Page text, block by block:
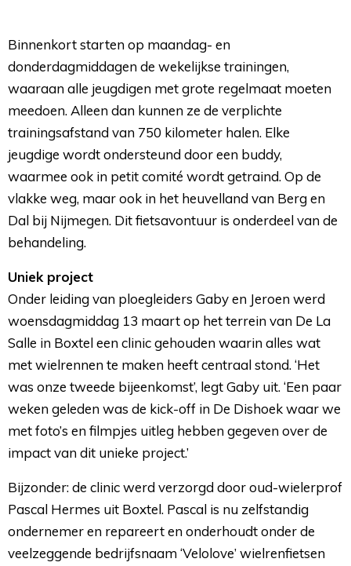
Binnenkort starten op maandag- en
donderdagmiddagen de wekelijkse trainingen,
waaraan alle jeugdigen met grote regelmaat moeten
meedoen. Alleen dan kunnen ze de verplichte
trainingsafstand van 750 kilometer halen. Elke
jeugdige wordt ondersteund door een buddy,
waarmee ook in petit comité wordt getraind. Op de
vlakke weg, maar ook in het heuvelland van Berg en
Dal bij Nijmegen. Dit fietsavontuur is onderdeel van de
behandeling.
Uniek project
Onder leiding van ploegleiders Gaby en Jeroen werd
woensdagmiddag 13 maart op het terrein van De La
Salle in Boxtel een clinic gehouden waarin alles wat
met wielrennen te maken heeft centraal stond. ‘Het
was onze tweede bijeenkomst’, legt Gaby uit. ‘Een paar
weken geleden was de kick-off in De Dishoek waar we
met foto’s en filmpjes uitleg hebben gegeven over de
impact van dit unieke project.’
Bijzonder: de clinic werd verzorgd door oud-wielerprof
Pascal Hermes uit Boxtel. Pascal is nu zelfstandig
ondernemer en repareert en onderhoudt onder de
veelzeggende bedrijfsnaam ‘Velolove’ wielrenfietsen